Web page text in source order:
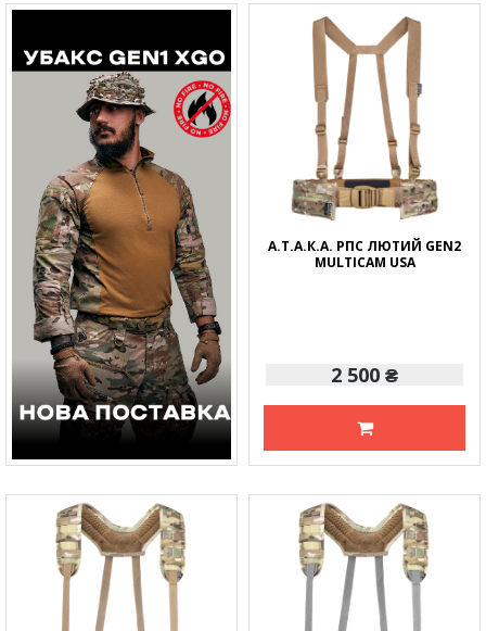
А.Т.А.К.А. РПС ЛЮТИЙ GEN2
MULTICAM USA
2 500 ₴